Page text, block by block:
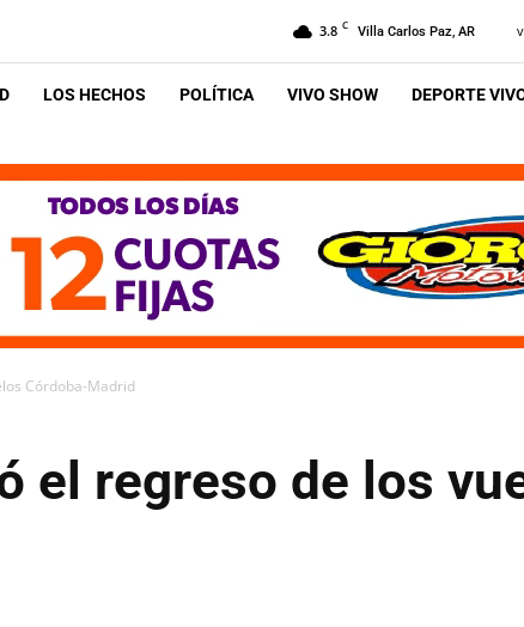
3.8 C Villa Carlos Paz, AR
LOS HECHOS POLÍTICA VIVO SHOW DEPORTE
Córdoba-Madrid
el regreso de los